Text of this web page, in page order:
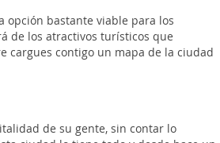
opción bastante viable para los
de los atractivos turísticos que
cargues contigo un mapa de la ciudad
de su gente, sin contar lo